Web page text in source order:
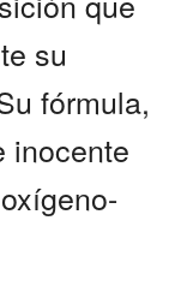
su
fórmula,
inocente